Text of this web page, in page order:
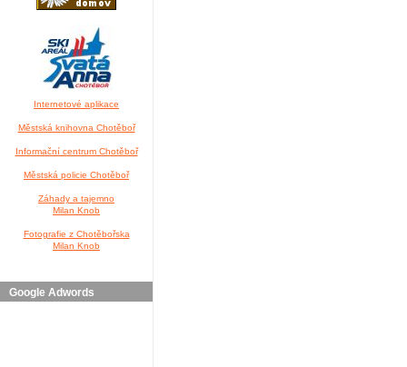
Internetové aplikace
Městská knihovna Chotěboř
Informační centrum Chotěboř
Městská policie Chotěboř
Záhady a tajemno
Milan Knob
Fotografie z Chotěbořska
Milan Knob
Google Adwords